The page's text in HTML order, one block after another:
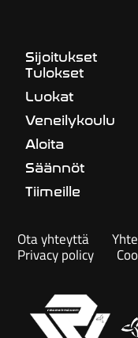
Sijoitukset
Tulokset
Luokat
Veneilykoulu
Aloita
Säännöt
Tiimeille
Ota yhteyttä
Privacy policy